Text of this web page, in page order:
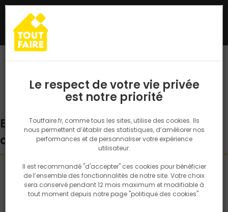
Economies d'eau dans la maison : 7
conseils
Le respect de votre vie privée
est notre priorité
Toutfaire.fr, comme tous les sites, utilise des cookies. Ils
nous permettent d’établir des statistiques, d’améliorer nos
performances et de personnaliser votre expérience
utilisateur.
Il est recommandé "d'accepter" ces cookies pour bénéficier
de l’ensemble des fonctionnalités de notre site. Votre choix
sera conservé pendant 12 mois maximum et modifiable à
tout moment depuis notre page "politique des cookies".